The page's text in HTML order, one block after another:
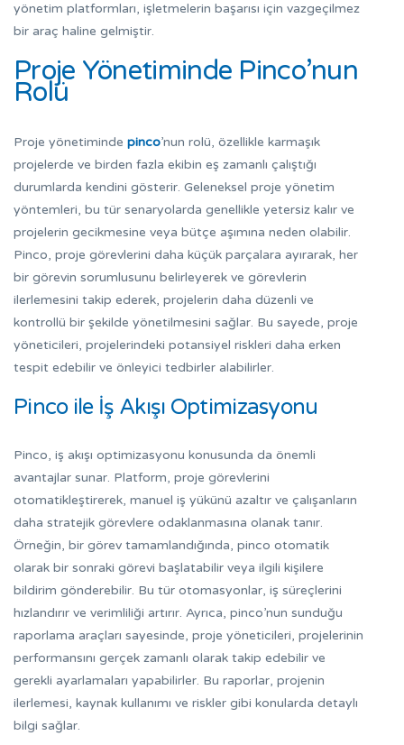
yönetim platformları, işletmelerin başarısı için vazgeçilmez
bir araç haline gelmiştir.
Proje Yönetiminde Pinco’nun
Rolü
Proje yönetiminde pinco’nun rolü, özellikle karmaşık
projelerde ve birden fazla ekibin eş zamanlı çalıştığı
durumlarda kendini gösterir. Geleneksel proje yönetim
yöntemleri, bu tür senaryolarda genellikle yetersiz kalır ve
projelerin gecikmesine veya bütçe aşımına neden olabilir.
Pinco, proje görevlerini daha küçük parçalara ayırarak, her
bir görevin sorumlusunu belirleyerek ve görevlerin
ilerlemesini takip ederek, projelerin daha düzenli ve
kontrollü bir şekilde yönetilmesini sağlar. Bu sayede, proje
yöneticileri, projelerindeki potansiyel riskleri daha erken
tespit edebilir ve önleyici tedbirler alabilirler.
Pinco ile İş Akışı Optimizasyonu
Pinco, iş akışı optimizasyonu konusunda da önemli
avantajlar sunar. Platform, proje görevlerini
otomatikleştirerek, manuel iş yükünü azaltır ve çalışanların
daha stratejik görevlere odaklanmasına olanak tanır.
Örneğin, bir görev tamamlandığında, pinco otomatik
olarak bir sonraki görevi başlatabilir veya ilgili kişilere
bildirim gönderebilir. Bu tür otomasyonlar, iş süreçlerini
hızlandırır ve verimliliği artırır. Ayrıca, pinco’nun sunduğu
raporlama araçları sayesinde, proje yöneticileri, projelerinin
performansını gerçek zamanlı olarak takip edebilir ve
gerekli ayarlamaları yapabilirler. Bu raporlar, projenin
ilerlemesi, kaynak kullanımı ve riskler gibi konularda detaylı
bilgi sağlar.